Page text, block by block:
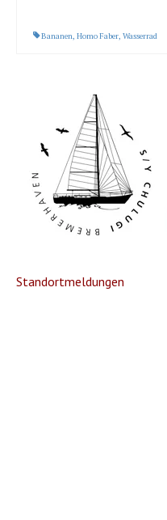
Bananen, Homo Faber, Wasserrad
Standortmeldungen